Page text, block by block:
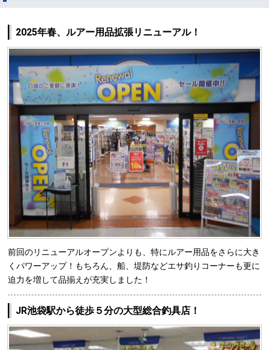
2025年春、ルアー用品拡張リニューアル！
前回のリニューアルオープンよりも、特にルアー用品をさらに大き
くパワーアップ！もちろん、船、堤防などエサ釣りコーナーも更に
迫力を増して品揃えが充実しました！
JR池袋駅から徒歩５分の大型総合釣具店！